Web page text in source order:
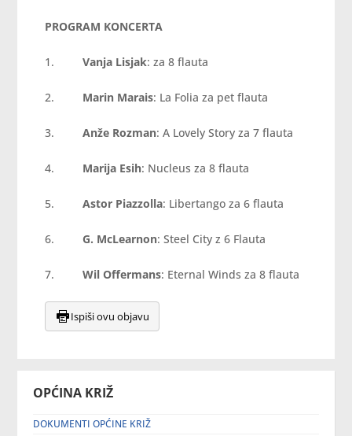
OPĆINA KRIŽ
DOKUMENTI OPĆINE KRIŽ
PROGRAM KONCERTA
1.Vanja Lisjak: za 8 flauta
2. Marin Marais: La Folia za pet flauta
3.Anže Rozman: A Lovely Story za 7 flauta
4. Marija Esih: Nucleus za 8 flauta
5.Astor Piazzolla: Libertango za 6 flauta
6. G. McLearnon: Steel City z 6 Flauta
7.Wil Offermans: Eternal Winds za 8 flauta
Ispiši ovu objavu